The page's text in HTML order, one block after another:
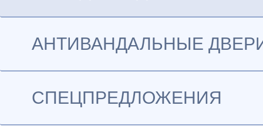
АНТИВАНДАЛЬНЫЕ
СПЕЦПРЕДЛОЖЕНИЯ